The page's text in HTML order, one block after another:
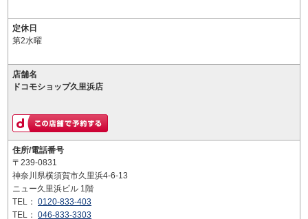
定休日
第2水曜
店舗名
ドコモショップ久里浜店
住所/電話番号
〒239-0831
神奈川県横須賀市久里浜4-6-13
ニュー久里浜ビル 1階
TEL： 0120-833-403
TEL： 046-833-3303